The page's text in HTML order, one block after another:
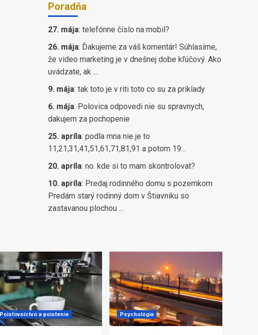
Poradňa
27. mája: telefónne číslo na mobil?
26. mája: Ďakujeme za váš komentár! Súhlasíme,
že video marketing je v dnešnej dobe kľúčový. Ako
uvádzate, ak ...
9. mája: tak toto je v riti toto co su za priklady
6. mája: Polovica odpovedi nie su spravnych,
dakujem za pochopenie
25. apríla: podla mna nie je to
11,21,31,41,51,61,71,81,91 a potom 19...
20. apríla: no. kde si to mam skontrolovat?
10. apríla: Predaj rodinného domu s pozemkom
Predám starý rodinný dom v Štiavniku so
zastavanou plochou ...
Poisťovníctvo a poistenie Psychológia